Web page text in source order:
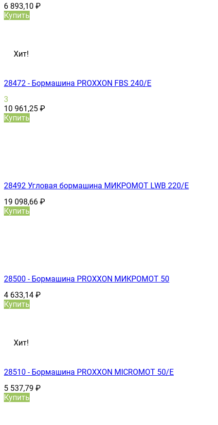
6 893,10 ₽
Купить
Хит!
28472 - Бормашина PROXXON FBS 240/Е
3
10 961,25 ₽
Купить
28492 Угловая бормашина МИКРОМОТ LWB 220/E
19 098,66 ₽
Купить
28500 - Бормашина PROXXON МИКРОМОТ 50
4 633,14 ₽
Купить
Хит!
28510 - Бормашина PROXXON MICROMOT 50/E
5 537,79 ₽
Купить